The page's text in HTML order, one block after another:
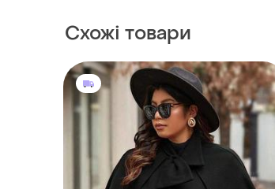
Схожі товари